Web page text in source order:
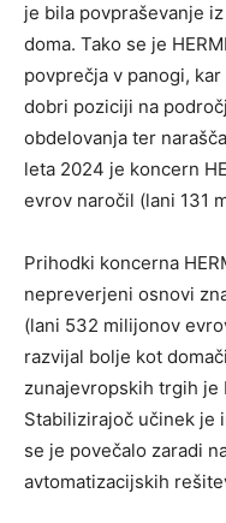
je bila povpraševanje
doma. Tako se je
povprečja v panogi,
dobri poziciji na
obdelovanja ter
leta 2024 je koncern
evrov naročil (lani 131
Prihodki koncerna
nepreverjeni osnovi
(lani 532 milijonov
razvijal bolje kot
zunajevropskih trgih je
Stabilizirajoč učinek je
se je povečalo zaradi
avtomatizacijskih